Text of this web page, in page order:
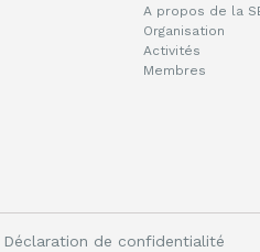
A propos de la
Organisation
Activités
Membres
Déclaration de confidentialité